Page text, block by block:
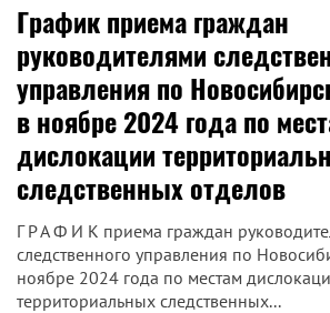
График приема граждан
руководителями
управления по
в ноябре 2024 года по
дислокации
следственных отделов
Г Р А Ф И К приема граждан
следственного управления по
ноябре 2024 года по местам
территориальных следственных...